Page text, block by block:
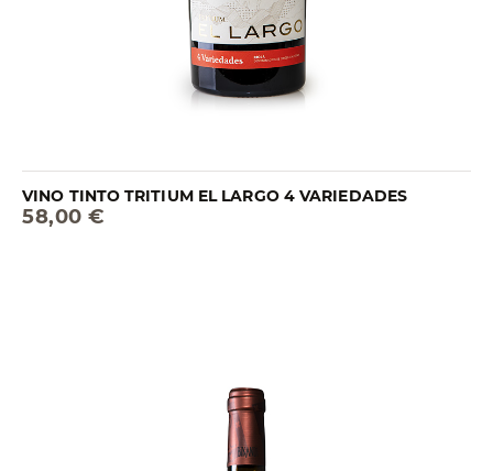
VINO TINTO TRITIUM EL LARGO 4 VARIEDADES
58,00 €